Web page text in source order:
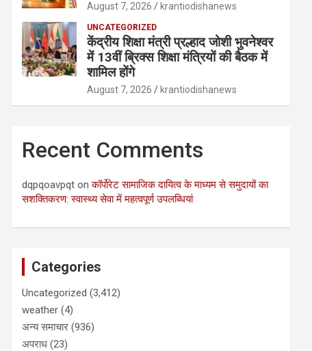
August 7, 2026 krantiodishanews
UNCATEGORIZED
केंद्रीय शिक्षा मंत्री प्रल्हाद जोशी भुवनेश्वर
में 13वीं ब्रिक्स शिक्षा मंत्रियों की बैठक में
शामिल होंगे
August 7, 2026 krantiodishanews
Recent Comments
dqpqoavpqt onकॉर्पोरेट सामाजिक दायित्व के माध्यम से समुदायों का
सशक्तिकरण: स्वास्थ्य सेवा में महत्वपूर्ण उपलब्धियां
Categories
Uncategorized (3,412)
weather (4)
अन्य समाचार (936)
अपराध (23)